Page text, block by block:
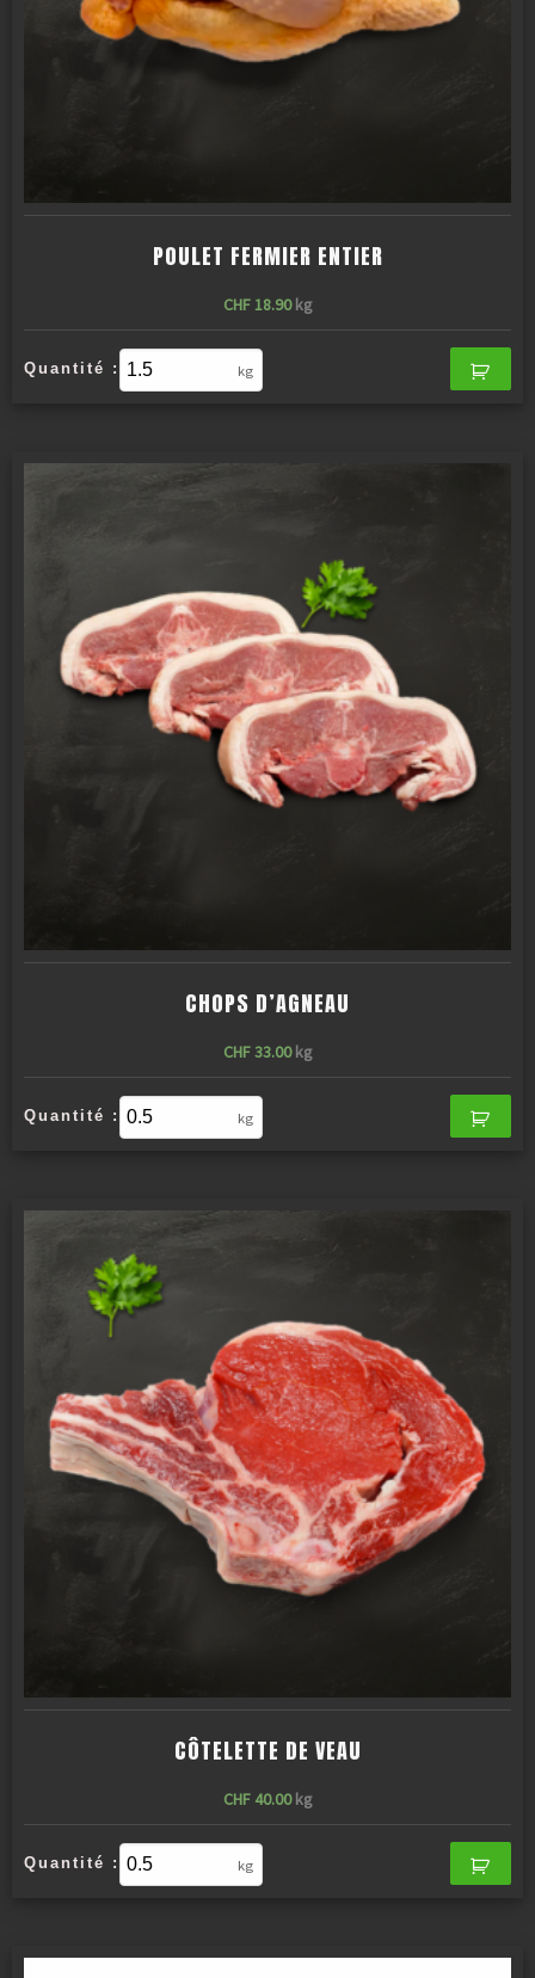
POULET FERMIER ENTIER
CHF18.90 kg
Quantité : kg
CHOPS D’AGNEAU
CHF33.00 kg
Quantité : kg
CÔTELETTE DE VEAU
CHF40.00 kg
Quantité : kg